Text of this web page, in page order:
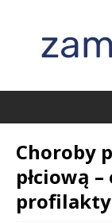
Choroby
płciową